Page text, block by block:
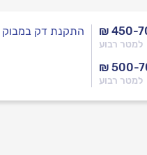
₪ 450-
למטר רבוע
₪ 500-
למטר רבוע
התקנת דק במבוק